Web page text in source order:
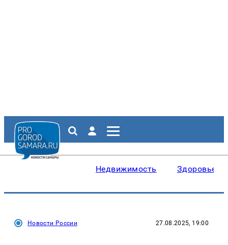
Недвижимость Здоровье
Новости России 27.08.2025, 19:00